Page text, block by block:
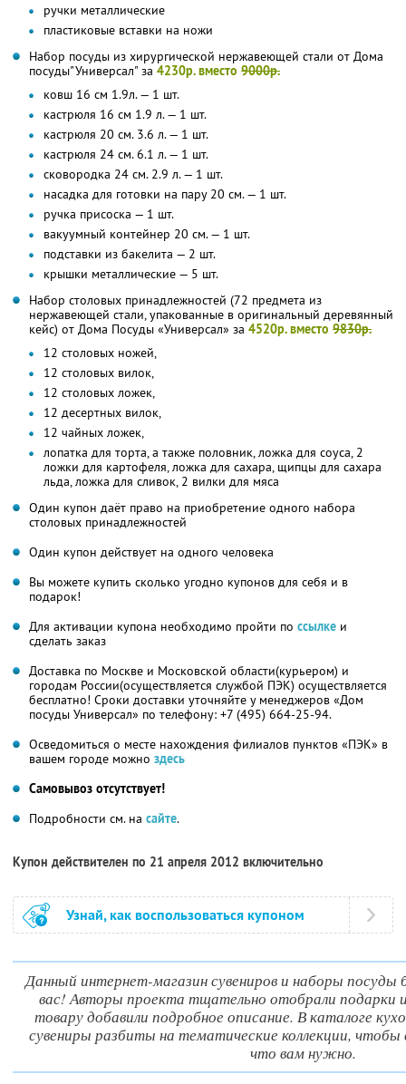
ручки металлические
пластиковые вставки на ножи
Набор посуды из хирургической нержавеющей стали от Дома
посуды"Универсал" за 4230р. вместо 9000р.
ковш 16 см 1.9л. — 1 шт.
кастрюля 16 см 1.9 л. — 1 шт.
кастрюля 20 см. 3.6 л. — 1 шт.
кастрюля 24 см. 6.1 л. — 1 шт.
сковородка 24 см. 2.9 л. — 1 шт.
насадка для готовки на пару 20 см. — 1 шт.
ручка присоска — 1 шт.
вакуумный контейнер 20 см. — 1 шт.
подставки из бакелита — 2 шт.
крышки металлические — 5 шт.
Набор столовых принадлежностей (72 предмета из
нержавеющей стали, упакованные в оригинальный деревянный
кейс) от Дома Посуды «Универсал» за 4520р. вместо 9830р.
12 столовых ножей,
12 столовых вилок,
12 столовых ложек,
12 десертных вилок,
12 чайных ложек,
лопатка для торта, а также половник, ложка для соуса, 2
ложки для картофеля, ложка для сахара, щипцы для сахара
льда, ложка для сливок, 2 вилки для мяса
Один купон даёт право на приобретение одного набора
столовых принадлежностей
Один купон действует на одного человека
Вы можете купить сколько угодно купонов для себя и в
подарок!
Для активации купона необходимо пройти по ссылке и
сделать заказ
Доставка по Москве и Московской области(курьером) и
городам России(осуществляется службой ПЭК) осуществляется
бесплатно! Сроки доставки уточняйте у менеджеров «Дом
посуды Универсал» по телефону: +7 (495) 664-25-94.
Осведомиться о месте нахождения филиалов пунктов «ПЭК» в
вашем городе можно здесь
Самовывоз отсутствует!
Подробности см. на сайте.
Купон действителен по 21 апреля 2012 включительно
Узнай, как воспользоваться купоном
Данный интернет-магазин сувениров и наборы посуды
вас! Авторы проекта тщательно отобрали подарки
товару добавили подробное описание. В каталоге
сувениры разбиты на тематические коллекции,
что вам нужно.